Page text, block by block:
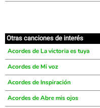
Otras canciones de interés
Acordes de La victoria es tuya
Acordes de Mi voz
Acordes de Inspiración
Acordes de Abre mis ojos